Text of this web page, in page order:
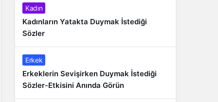
Kadın
Kadınların Yatakta Duymak İstediği
Sözler
Erkek
Erkeklerin Sevişirken Duymak İstediği
Sözler-Etkisini Anında Görün